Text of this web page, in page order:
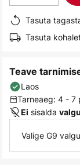
Tasuta
Tasuta
Teave
Laos
Tarneaeg: 4 - 7
Ei sisalda
Valige G9